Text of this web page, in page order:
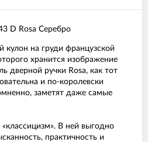
D Rosa Серебро
кулон на груди французской
хранится изображение
дверной ручки Rosa, как тот
и по-королевски
заметят даже самые
«классицизм». В ней выгодно
практичность и